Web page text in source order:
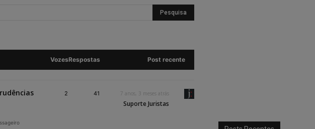
VozesRespostas Post recente
2 41 7 anos, 3 meses atrás
Suporte Juristas